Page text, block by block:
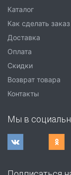
Каталог
Как сделать заказ
Доставка
Оплата
Скидки
Возврат товара
Контакты
Мы в